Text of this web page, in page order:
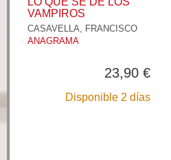
VAMPIROS
CASAVELLA, FRANCISCO
ANAGRAMA
23,90 €
Disponible 2 días